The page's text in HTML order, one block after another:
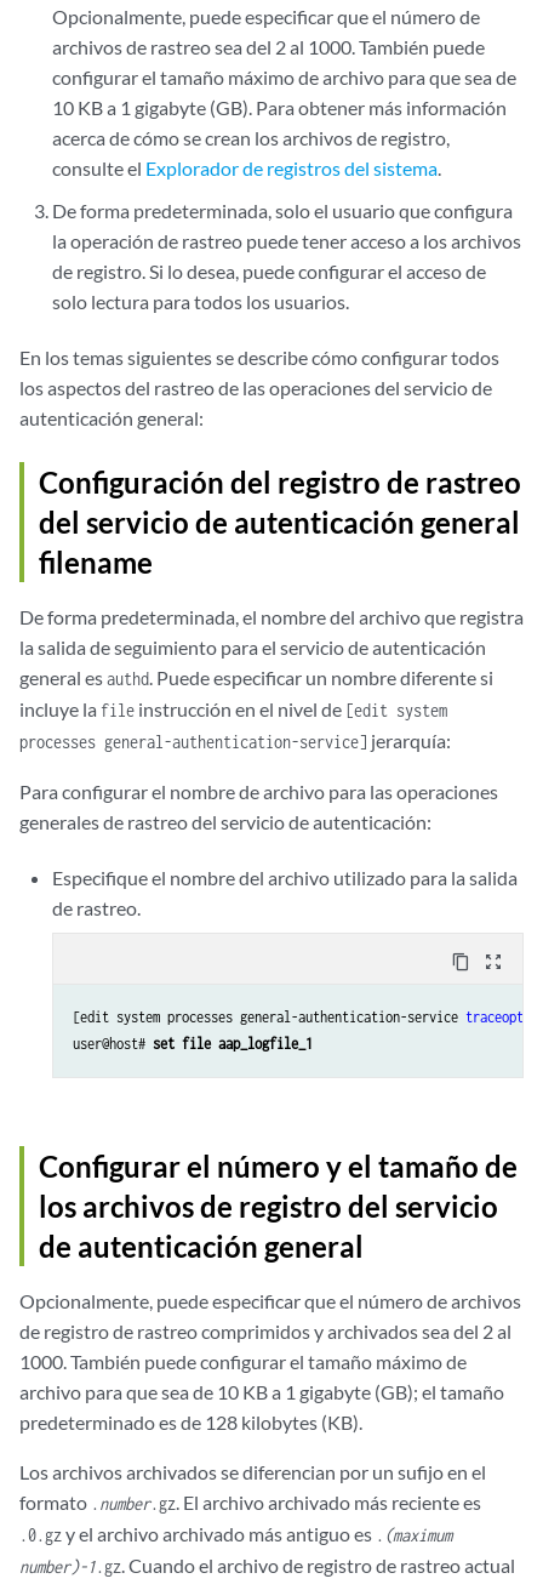
Opcionalmente, puede especificar que el número de
archivos de rastreo sea del 2 al 1000. También puede
configurar el tamaño máximo de archivo para que sea de
10 KB a 1 gigabyte (GB). Para obtener más información
acerca de cómo se crean los archivos de registro,
consulte el Explorador de registros del sistema.
De forma predeterminada, solo el usuario que configura
la operación de rastreo puede tener acceso a los archivos
de registro. Si lo desea, puede configurar el acceso de
solo lectura para todos los usuarios.
En los temas siguientes se describe cómo configurar todos
los aspectos del rastreo de las operaciones del servicio de
autenticación general:
Configuración del registro de rastreo
del servicio de autenticación general
filename
De forma predeterminada, el nombre del archivo que registra
la salida de seguimiento para el servicio de autenticación
general esauthd. Puede especificar un nombre diferente si
incluye la file instrucción en el nivel de [edit system
processes general-authentication-service] jerarquía:
Para configurar el nombre de archivo para las operaciones
generales de rastreo del servicio de autenticación:
Especifique el nombre del archivo utilizado para la salida
de rastreo.
content_copy zoom_out_map
[edit system processes general-authentication-service
user@host# set file aap_logfile_1
Configurar el número y el tamaño de
los archivos de registro del servicio
de autenticación general
Opcionalmente, puede especificar que el número de archivos
de registro de rastreo comprimidos y archivados sea del 2 al
1000. También puede configurar el tamaño máximo de
archivo para que sea de 10 KB a 1 gigabyte (GB); el tamaño
predeterminado es de 128 kilobytes (KB).
Los archivos archivados se diferencian por un sufijo en el
formato . number.gz. El archivo archivado más reciente es
.0.gz y el archivo archivado más antiguo es . (maximum
number)-1.gz. Cuando el archivo de registro de rastreo actual